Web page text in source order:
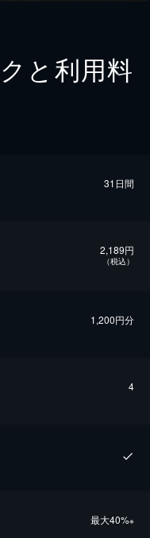
と利用料
31日間
2,189円
（税込）
1,200円分
4
最⼤40%※